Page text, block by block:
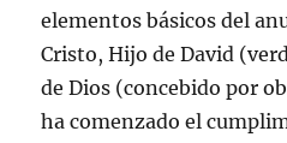
elementos básicos del
Cristo, Hijo de David
de Dios (concebido por
ha comenzado el